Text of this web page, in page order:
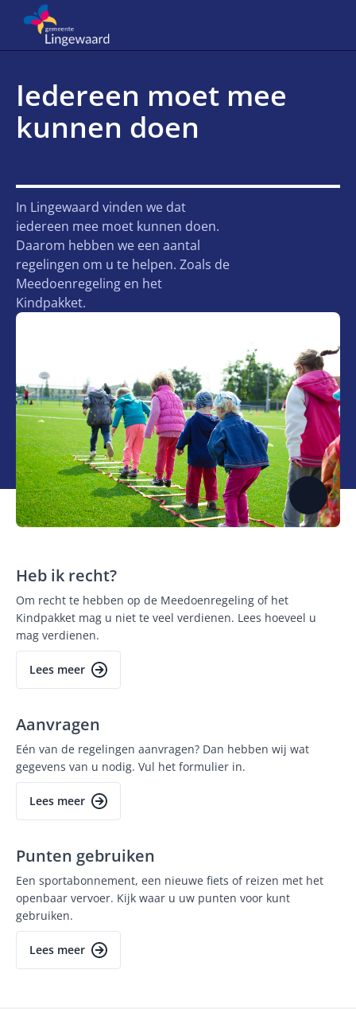
Iedereen moet mee
kunnen doen
In Lingewaard vinden we dat
iedereen mee moet kunnen doen.
Daarom hebben we een aantal
regelingen om u te helpen. Zoals de
Meedoenregeling en het
Kindpakket.
Heb ik recht?
Om recht te hebben op de Meedoenregeling of het
Kindpakket mag u niet te veel verdienen. Lees hoeveel u
mag verdienen.
Lees meer
Aanvragen
Eén van de regelingen aanvragen? Dan hebben wij wat
gegevens van u nodig. Vul het formulier in.
Lees meer
Punten gebruiken
Een sportabonnement, een nieuwe fiets of reizen met het
openbaar vervoer. Kijk waar u uw punten voor kunt
gebruiken.
Lees meer